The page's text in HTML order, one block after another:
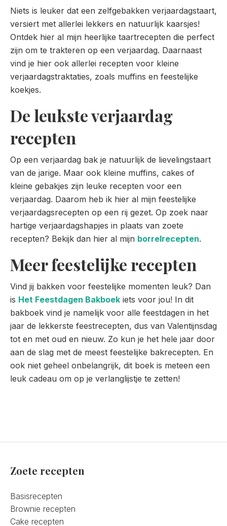
Niets is leuker dat een zelfgebakken verjaardagstaart,
versiert met allerlei lekkers en natuurlijk kaarsjes!
Ontdek hier al mijn heerlijke taartrecepten die perfect
zijn om te trakteren op een verjaardag. Daarnaast
vind je hier ook allerlei recepten voor kleine
verjaardagstraktaties, zoals muffins en feestelijke
koekjes.
De leukste verjaardag
recepten
Op een verjaardag bak je natuurlijk de lievelingstaart
van de jarige. Maar ook kleine muffins, cakes of
kleine gebakjes zijn leuke recepten voor een
verjaardag. Daarom heb ik hier al mijn feestelijke
verjaardagsrecepten op een rij gezet. Op zoek naar
hartige verjaardagshapjes in plaats van zoete
recepten? Bekijk dan hier al mijn borrelrecepten.
Meer feestelijke recepten
Vind jij bakken voor feestelijke momenten leuk? Dan
is Het Feestdagen Bakboek iets voor jou! In dit
bakboek vind je namelijk voor alle feestdagen in het
jaar de lekkerste feestrecepten, dus van Valentijnsdag
tot en met oud en nieuw. Zo kun je het hele jaar door
aan de slag met de meest feestelijke bakrecepten. En
ook niet geheel onbelangrijk, dit boek is meteen een
leuk cadeau om op je verlanglijstje te zetten!
Zoete recepten
Basisrecepten
Brownie recepten
Cake recepten